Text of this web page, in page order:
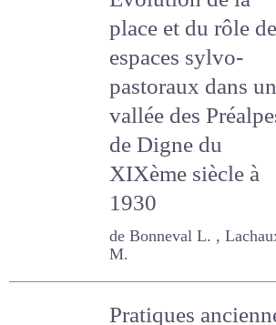
Evolution de la
place et du rôle des
espaces sylvo-
pastoraux dans
une vallée des
Préalpes de Digne
du XIXème siècle à
1930
de Bonneval L. , Lachaux
M.